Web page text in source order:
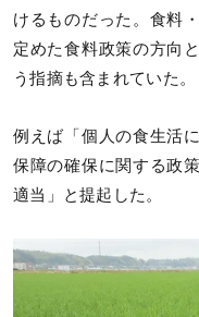
けるものだった。食料
定めた食料政策の方向
う指摘も含まれていた。
例えば「個人の食生活
保障の確保に関する政
適当」と提起した。